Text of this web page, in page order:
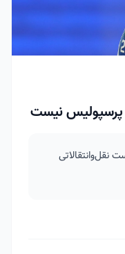
پرسپولیس نیست
نقل‌وانتقالاتی